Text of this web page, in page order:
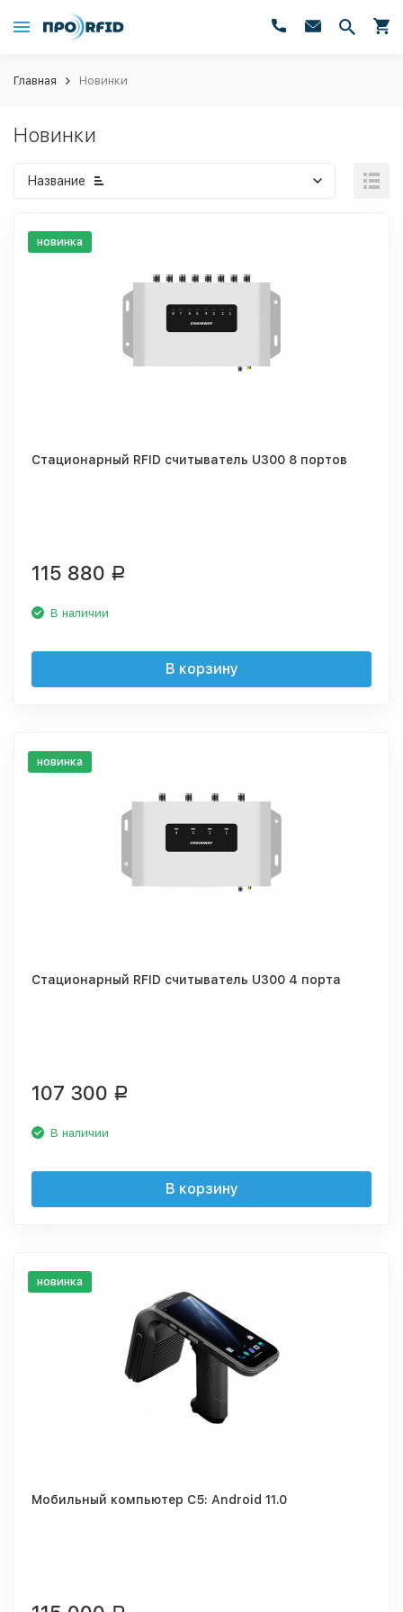
Главная Новинки
Новинки
Название
новинка
Стационарный RFID считыватель U300 8 портов
115 880 Р
В наличии
В корзину
новинка
Стационарный RFID считыватель U300 4 порта
107 300 Р
В наличии
В корзину
новинка
Мобильный компьютер C5: Android 11.0